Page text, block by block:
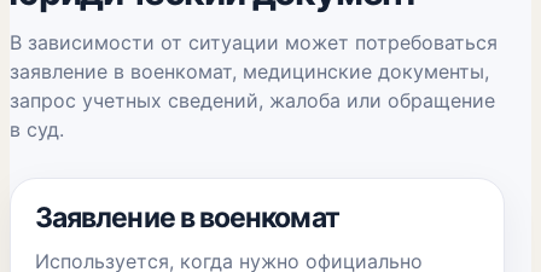
В зависимости от ситуации может потребоваться
заявление в военкомат, медицинские документы,
запрос учетных сведений, жалоба или обращение
в суд.
Заявление в военкомат
Используется, когда нужно официально